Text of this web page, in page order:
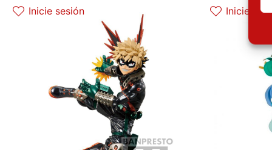
Inicie sesión Inicie